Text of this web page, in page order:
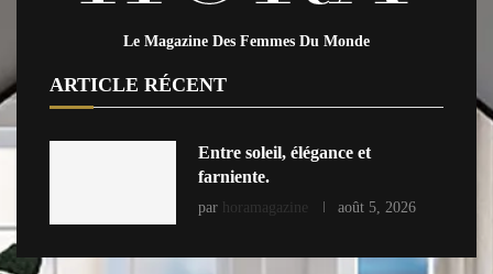
Le Magazine Des Femmes Du Monde
ARTICLE RÉCENT
Entre soleil, élégance et
farniente.
par horamagazine août 5, 2026